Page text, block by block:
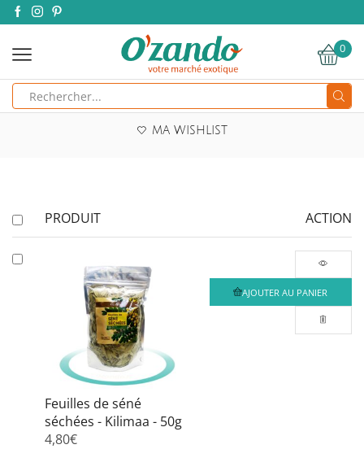
0
MA WISHLIST
PRODUIT ACTION
Feuilles de séné
séchées - Kilimaa - 50g
4,80€
AJOUTER AU PANIER